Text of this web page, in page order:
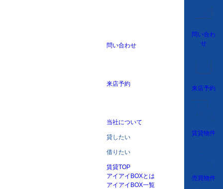
問い合わせ
来店予約
当社について
貸したい
借りたい
賃貸TOP
アイアイBOXとは
アイアイBOX一覧
問い合わ
せ
来店予約
賃貸物件
売買物件